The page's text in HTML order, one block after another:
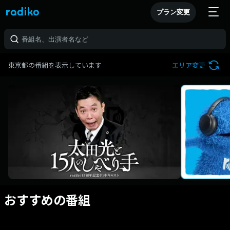
プラン変更
東京都の番組を表示しています エリア変更
おすすめの番組